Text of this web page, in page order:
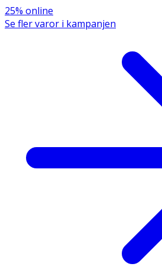
- Skölj tandborsten efter
Förvaring
Förvaras i rumstemperatur.
25% online
Se fler varor i kampanjen